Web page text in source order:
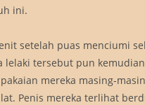
ini.
setelah puas menciumi
lelaki tersebut pun
mereka masing-
Penis mereka terlihat